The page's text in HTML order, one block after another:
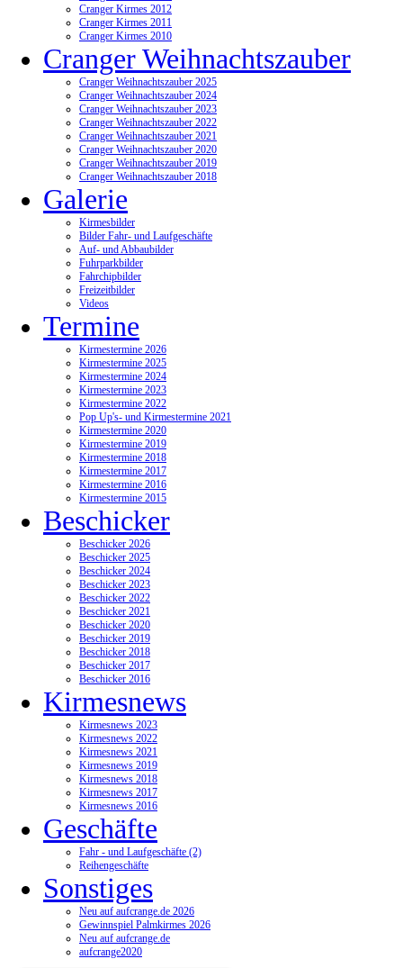
Cranger Kirmes 2012
Cranger Kirmes 2011
Cranger Kirmes 2010
Cranger Weihnachtszauber
Cranger Weihnachtszauber 2025
Cranger Weihnachtszauber 2024
Cranger Weihnachtszauber 2023
Cranger Weihnachtszauber 2022
Cranger Weihnachtszauber 2021
Cranger Weihnachtszauber 2020
Cranger Weihnachtszauber 2019
Cranger Weihnachtszauber 2018
Galerie
Kirmesbilder
Bilder Fahr- und Laufgeschäfte
Auf- und Abbaubilder
Fuhrparkbilder
Fahrchipbilder
Freizeitbilder
Videos
Termine
Kirmestermine 2026
Kirmestermine 2025
Kirmestermine 2024
Kirmestermine 2023
Kirmestermine 2022
Pop Up's- und Kirmestermine 2021
Kirmestermine 2020
Kirmestermine 2019
Kirmestermine 2018
Kirmestermine 2017
Kirmestermine 2016
Kirmestermine 2015
Beschicker
Beschicker 2026
Beschicker 2025
Beschicker 2024
Beschicker 2023
Beschicker 2022
Beschicker 2021
Beschicker 2020
Beschicker 2019
Beschicker 2018
Beschicker 2017
Beschicker 2016
Kirmesnews
Kirmesnews 2023
Kirmesnews 2022
Kirmesnews 2021
Kirmesnews 2019
Kirmesnews 2018
Kirmesnews 2017
Kirmesnews 2016
Geschäfte
Fahr - und Laufgeschäfte (2)
Reihengeschäfte
Sonstiges
Neu auf aufcrange.de 2026
Gewinnspiel Palmkirmes 2026
Neu auf aufcrange.de
aufcrange2020